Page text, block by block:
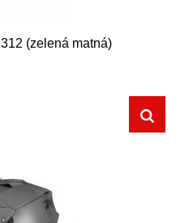
(zelená matná)